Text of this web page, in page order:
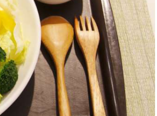
會親子日 同仁眷屬提前歡度父親節同步
驗城鎮韌性防空演習